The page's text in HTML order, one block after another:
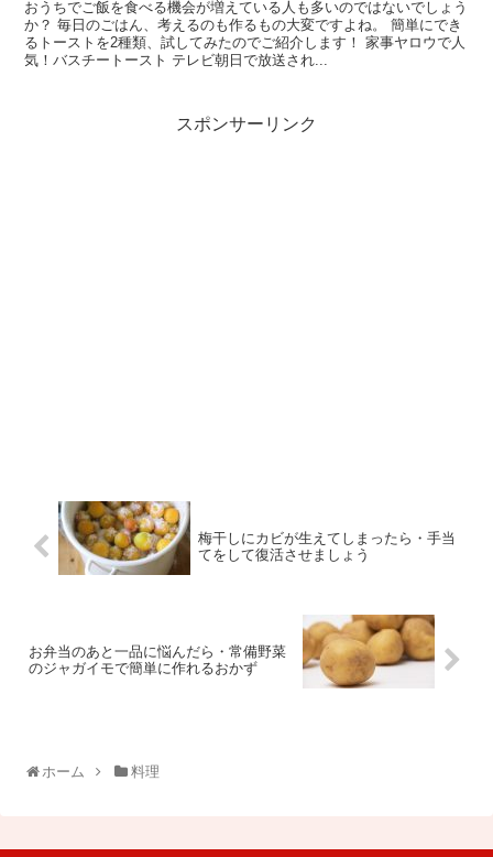
おうちでご飯を食べる機会が増えている人も多いのではないでしょう
か？ 毎日のごはん、考えるのも作るもの大変ですよね。 簡単にでき
るトーストを2種類、試してみたのでご紹介します！ 家事ヤロウで人
気！バスチートースト テレビ朝日で放送され...
スポンサーリンク
梅干しにカビが生えてしまったら・手当
てをして復活させましょう
お弁当のあと一品に悩んだら・常備野菜
のジャガイモで簡単に作れるおかず
ホーム 料理